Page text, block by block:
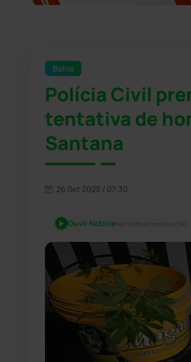
Bahia
Polícia Civil
tentativa de
Santana
26 Set 2025 / 07:30
Ouvir NotíciaNarração automática (IA)